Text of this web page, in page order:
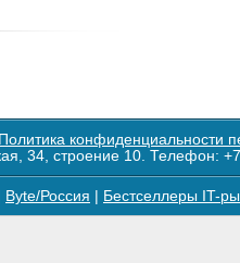
Политика конфиденциальности
34, строение 10. Телефон:
Byte/Россия Бестселлеры IT-